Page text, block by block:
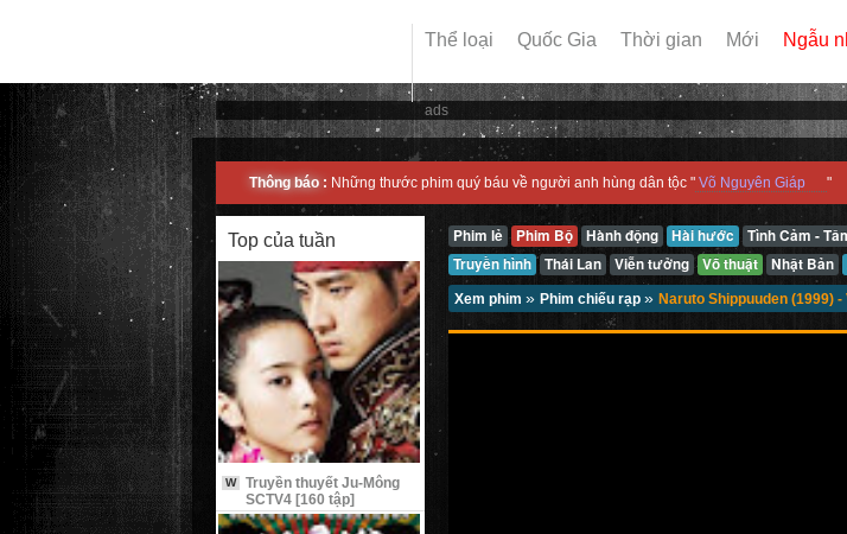
Thể loại Quốc Gia Thời gian Mới Ngẫu
ads
Thông báo : Những thước phim quý báu về người anh hùng dân tộc " Võ Nguyên Giáp "
Top của tuần
W
Truyền thuyết Ju-Mông
SCTV4 [160 tập]
Phim lẻ Phim Bộ Hành động Hài hước Tình Cảm -
Truyền hình
Thái Lan Viễn tưởng Võ thuật Nhật Bản
Xem phim » Phim chiếu rạp » Naruto Shippuuden (1999) -